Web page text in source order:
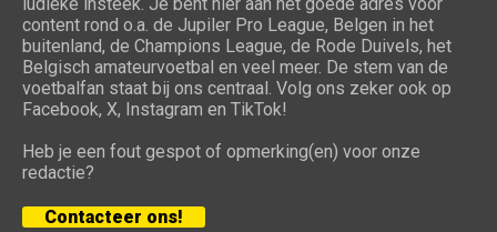
content rond o.a. de Jupiler Pro League, Belgen in het
buitenland, de Champions League, de Rode Duivels, het
Belgisch amateurvoetbal en veel meer. De stem van de
voetbalfan staat bij ons centraal. Volg ons zeker ook op
Facebook, X, Instagram en TikTok!
Heb je een fout gespot of opmerking(en) voor onze
redactie?
Contacteer ons!